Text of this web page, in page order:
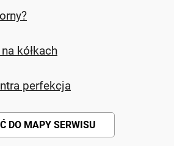
kółkach
perfekcja
DO MAPY SERWISU